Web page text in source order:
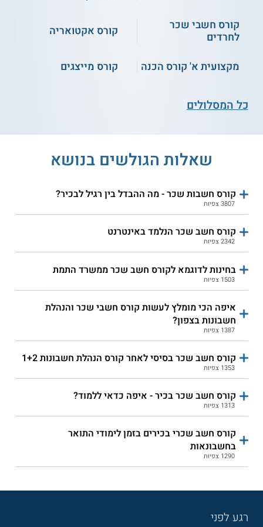
של העסק - להביט
למספרים של העסק
התחילו ללמוד
(1)
5.0
בכירים
שירות אישי חינם
שירות אישי חינם שירות אישי חינם
האזורית צפת - קורס חשבי IPC - קורס חשב שכר
חשבי שכר
קורס חשבי שכר
לחרדים
קורס אקטואריה
מקצועית א' קורס הכנה קורס מייצגים
כל המסלולים
שאלות הגולשים בנושא
קורס חשבות שכר - מה ההבדל בין רגיל לבכיר?
3807 צפיות
קורס חשב שכר הנלמד באינטרנט
2342 צפיות
בחינות לדוגמא לקורס חשב שכר ממשרד התמת
1503 צפיות
איפה הכי מומלץ לעשות קורס חשבי שכר והנהלת
חשבונות בצפון?
1387 צפיות
קורס חשב שכר בסיסי לאחר קורס הנהלת חשבונות 1+2
1353 צפיות
קורס חשב שכר בכיר - איפה כדאי ללמוד?
1313 צפיות
קורס חשב שכרי בכירים בזמן לימודי התואר
בחשבונאות
1290 צפיות
רגע לפני